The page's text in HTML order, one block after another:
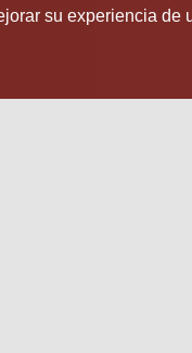
su experiencia